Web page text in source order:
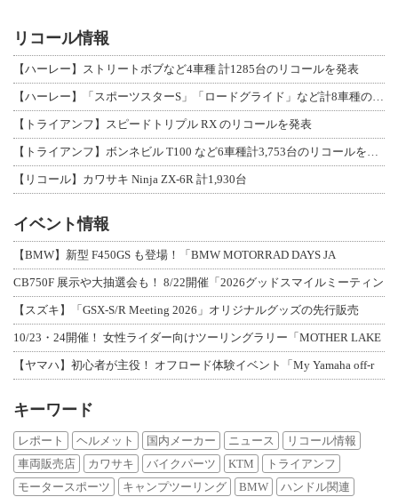
リコール情報
【ハーレー】ストリートボブなど4車種 計1285台のリコールを発表
【トライアンフ】スピードトリプル RX のリコールを発表
【リコール】カワサキ Ninja ZX-6R 計1,930台
イベント情報
【BMW】新型 F450GS も登場！「BMW MOTORRAD DAYS JA
CB750F 展示や大抽選会も！ 8/22開催「2026グッドスマイルミーティン
【スズキ】「GSX-S/R Meeting 2026」オリジナルグッズの先行販売
10/23・24開催！ 女性ライダー向けツーリングラリー「MOTHER LAKE
【ヤマハ】初心者が主役！ オフロード体験イベント「My Yamaha off-r
キーワード
レポート ヘルメット 国内メーカー ニュース
リコール情報
車両販売店
カワサキ バイクパーツ KTM
トライアンフ
モータースポーツ
キャンプツーリング BMW
ハンドル関連